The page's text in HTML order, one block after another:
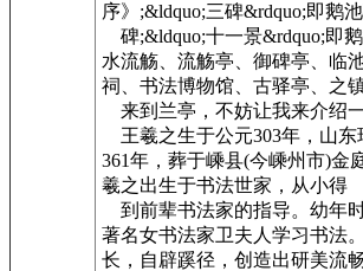
序》;&ldquo;三碑&rdquo;即鹅
碑;&ldquo;十一景&rdquo;即
水流觞、流觞亭、御碑亭、临
祠、书法博物馆、古驿亭、之
来到兰亭，不妨让我来介绍一
王羲之生于公元303年，山东
361年，葬于嵊县(今嵊州市)金
羲之出生于书法世家，从小得
到前辈书法家的指导。幼年
著名女书法家卫夫人学习书法
长，自辟蹊径，创造出研美流